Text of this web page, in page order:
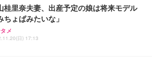
桂里奈夫妻、出産予定の娘は将来モデル
ちょぱみたいな」
メ
日) 17:13